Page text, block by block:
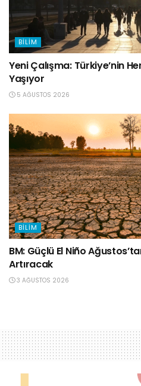
BILIM
Yeni Çalışma: Türkiye’nin
Yaşıyor
5 AĞUSTOS 2026
BILIM
BM: Güçlü El Niño
Artıracak
3 AĞUSTOS 2026